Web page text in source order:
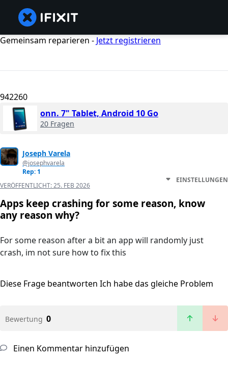
Gemeinsam reparieren - Jetzt registrieren
942260
onn. 7" Tablet, Android 10 Go
20 Fragen
Joseph Varela
@josephvarela
Rep: 1
VERÖFFENTLICHT:25. FEB 2026
EINSTELLUNGEN
Apps keep crashing for some reason, know
any reason why?
For some reason after a bit an app will randomly just
crash, im not sure how to fix this
Diese Frage beantworten Ich habe das gleiche Problem
Bewertung 0
Einen Kommentar hinzufügen